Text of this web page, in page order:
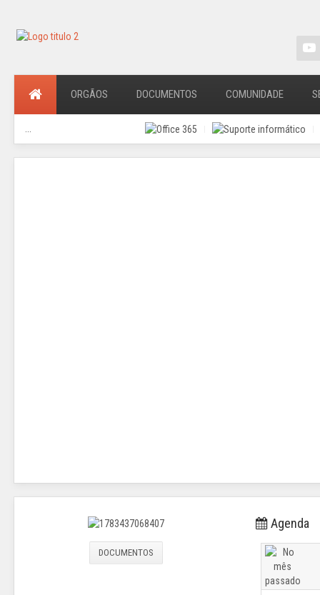
ORGÃOS DOCUMENTOS COMUNIDADE
DOCUMENTOS
Agenda